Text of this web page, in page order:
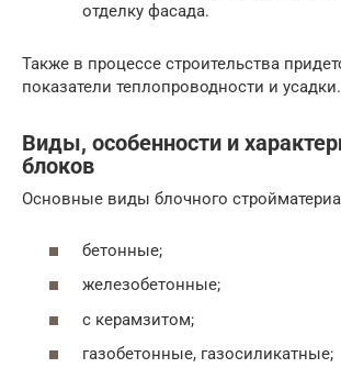
отделку фасада.
Также в процессе строительства
показатели теплопроводности и усадки.
Виды, особенности и
блоков
Основные виды блочного
бетонные;
железобетонные;
с керамзитом;
газобетонные, газосиликатные;